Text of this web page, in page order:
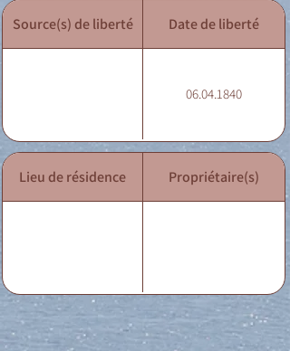
Source(s) de liberté Date de liberté
06.04.1840
Lieu de résidence Propriétaire(s)